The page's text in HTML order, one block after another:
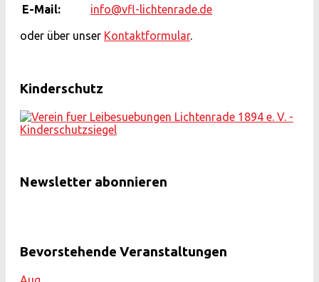
E-Mail: info@vfl-lichtenrade.de
oder über unser Kontaktformular.
Kinderschutz
Newsletter abonnieren
Bevorstehende Veranstaltungen